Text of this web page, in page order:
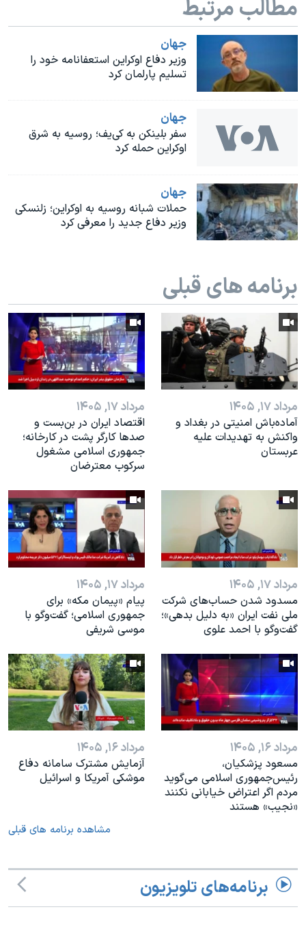
نرگس محمدی برنده جایزه نوبل صلح
همایش محافظه‌کاران آمریکا «سی‌پک»
صفحه‌های ویژه
مطالب مرتبط
جهان
وزیر دفاع اوکراین استعفانامه خود را
تسلیم پارلمان کرد
جهان
سفر بلینکن به کی‌یف؛ روسیه به شرق
اوکراین حمله کرد
جهان
حملات شبانه روسیه به اوکراین؛ زلنسکی
وزیر دفاع جدید را معرفی کرد
برنامه های قبلی
مرداد ۱۷, ۱۴۰۵
آماده‌باش امنیتی در بغداد و
واکنش به تهدیدات علیه
عربستان
مرداد ۱۷, ۱۴۰۵
اقتصاد ایران در بن‌بست و
صدها کارگر پشت در کارخانه؛
جمهوری اسلامی مشغول
سرکوب معترضان
مرداد ۱۷, ۱۴۰۵
مسدود شدن حساب‌های شرکت
ملی نفت ایران «به دلیل بدهی»؛
گفت‌و‌گو با احمد علوی
مرداد ۱۷, ۱۴۰۵
پیام «پیمان مکه» برای
جمهوری اسلامی؛ گفت‌وگو با
موسی شریفی
مرداد ۱۶, ۱۴۰۵
مسعود پزشکیان،
رئيس‌جمهوری اسلامی می‌گوید
مردم اگر اعتراض خیابانی نکنند
«نجیب» هستند
مرداد ۱۶, ۱۴۰۵
آزمایش مشترک سامانه دفاع
موشکی آمریکا و اسرائیل
مشاهده برنامه های قبلی
برنامه‌های تلویزیون